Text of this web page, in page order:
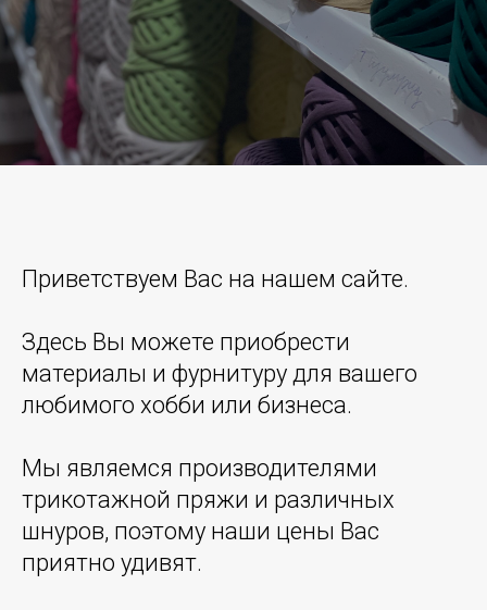
Приветствуем Вас на нашем сайте.
Здесь Вы можете приобрести
материалы и фурнитуру для вашего
любимого хобби или бизнеса.
Мы являемся производителями
трикотажной пряжи и различных
шнуров, поэтому наши цены Вас
приятно удивят.